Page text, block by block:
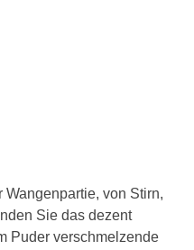
von Stirn,
Sie das dezent
Puder verschmelzende